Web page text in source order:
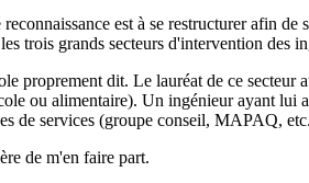
est à se restructurer afin
trois grands secteurs d'intervention des
proprement dit. Le lauréat de ce secteur
ou alimentaire). Un ingénieur ayant
de services (groupe conseil, MAPAQ,
de m'en faire part.